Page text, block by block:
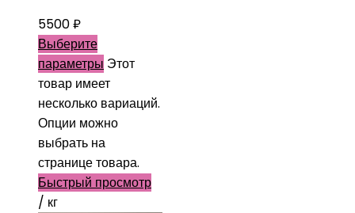
5500₽
Выберите
параметры Этот
товар имеет
несколько вариаций.
Опции можно
выбрать на
странице товара.
Быстрый просмотр
/ кг